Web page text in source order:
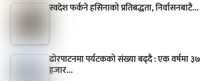
स्वदेश फर्कने हसिनाको प्रतिबद्धता, निर्वासनबाटै…
ढोरपाटनमा पर्यटकको संख्या बढ्दै : एक वर्षमा ३७
हजार…